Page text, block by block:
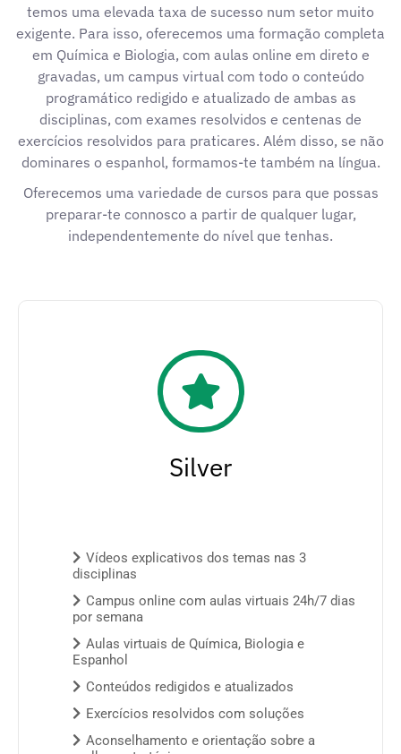
temos uma elevada taxa de sucesso num setor muito
exigente. Para isso, oferecemos uma formação completa
em Química e Biologia, com aulas online em direto e
gravadas, um campus virtual com todo o conteúdo
programático redigido e atualizado de ambas as
disciplinas, com exames resolvidos e centenas de
exercícios resolvidos para praticares. Além disso, se não
dominares o espanhol, formamos-te também na língua.
Oferecemos uma variedade de cursos para que possas
preparar-te connosco a partir de qualquer lugar,
independentemente do nível que tenhas.
Silver
Vídeos explicativos dos temas nas 3
disciplinas
Campus online com aulas virtuais 24h/7 dias
por semana
Aulas virtuais de Química, Biologia e
Espanhol
Conteúdos redigidos e atualizados
Exercícios resolvidos com soluções
Aconselhamento e orientação sobre a